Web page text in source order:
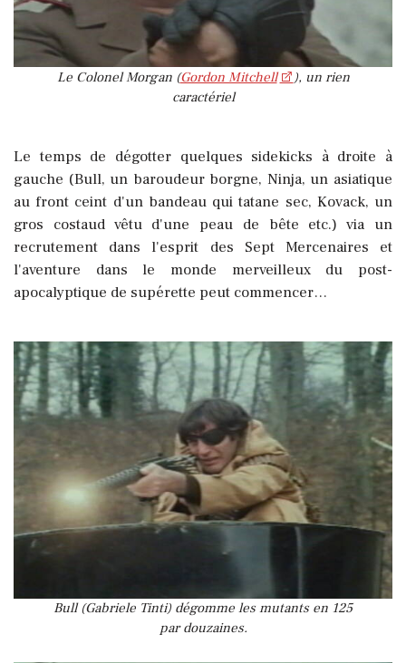
Le Colonel Morgan (Gordon Mitchell
), un rien
caractériel
Le temps de dégotter quelques sidekicks à droite à
gauche (Bull, un baroudeur borgne, Ninja, un asiatique
au front ceint d'un bandeau qui tatane sec, Kovack, un
gros costaud vêtu d'une peau de bête etc.) via un
recrutement dans l'esprit des Sept Mercenaires et
l'aventure dans le monde merveilleux du post-
apocalyptique de supérette peut commencer…
Bull (Gabriele Tinti) dégomme les mutants en 125
par douzaines.